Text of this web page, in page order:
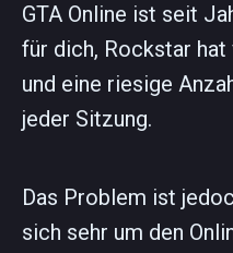
GTA Online ist seit
für dich, Rockstar
und eine riesige
jeder Sitzung.
Das Problem ist
sich sehr um den